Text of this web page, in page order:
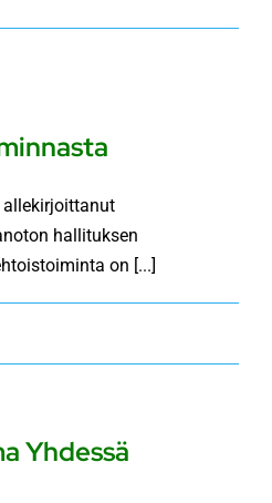
allekirjoittanut
hallituksen
on [...]
Yhdessä